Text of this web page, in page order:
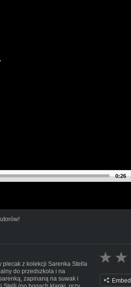
0:26
plecak z kolekcji Sarenka Stella
do przedszkola i na
zapinaną na suwak i
Embed